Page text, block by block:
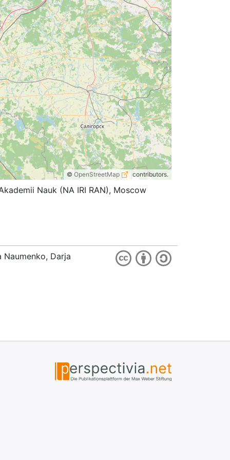
© OpenStreetMap contributors.
Nauk (NA IRI RAN), Moscow
Darja